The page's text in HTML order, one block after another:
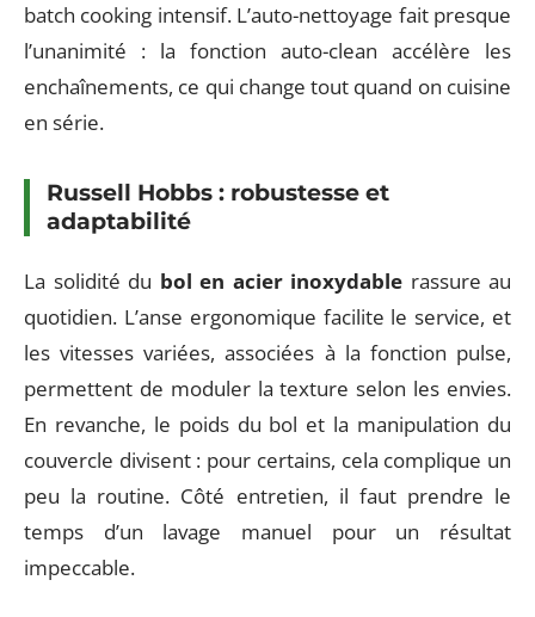
batch cooking intensif. L’auto-nettoyage fait presque
l’unanimité : la fonction auto-clean accélère les
enchaînements, ce qui change tout quand on cuisine
en série.
Russell Hobbs : robustesse et
adaptabilité
La solidité du bol en acier inoxydable rassure au
quotidien. L’anse ergonomique facilite le service, et
les vitesses variées, associées à la fonction pulse,
permettent de moduler la texture selon les envies.
En revanche, le poids du bol et la manipulation du
couvercle divisent : pour certains, cela complique un
peu la routine. Côté entretien, il faut prendre le
temps d’un lavage manuel pour un résultat
impeccable.